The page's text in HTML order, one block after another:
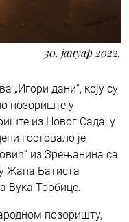
30. јануар 2022.
„Игори дани“, коју су
позориште у
из Новог Сада, у
гостовало је
из Зрењанина са
Жана Батиста
Вука Торбице.
позоришту,